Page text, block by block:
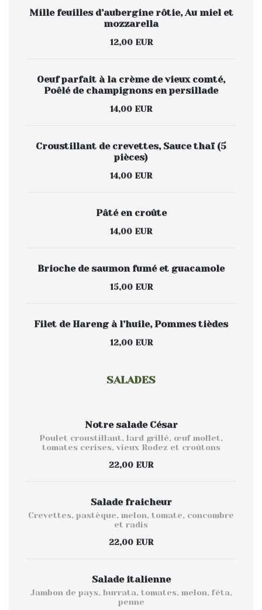
Mille feuilles d’aubergine rôtie, Au miel et
mozzarella
12,00 EUR
Oeuf parfait à la crème de vieux comté,
Poêlé de champignons en persillade
14,00 EUR
Croustillant de crevettes, Sauce thaï (5
pièces)
14,00 EUR
Pâté en croûte
14,00 EUR
Brioche de saumon fumé et guacamole
15,00 EUR
Filet de Hareng à l’huile, Pommes tièdes
12,00 EUR
SALADES
Notre salade César
Poulet croustillant, lard grillé, œuf mollet,
tomates cerises, vieux Rodez et croûtons
22,00 EUR
Salade fraicheur
Crevettes, pastèque, melon, tomate, concombre
et radis
22,00 EUR
Salade italienne
Jambon de pays, burrata, tomates, melon, fêta,
penne